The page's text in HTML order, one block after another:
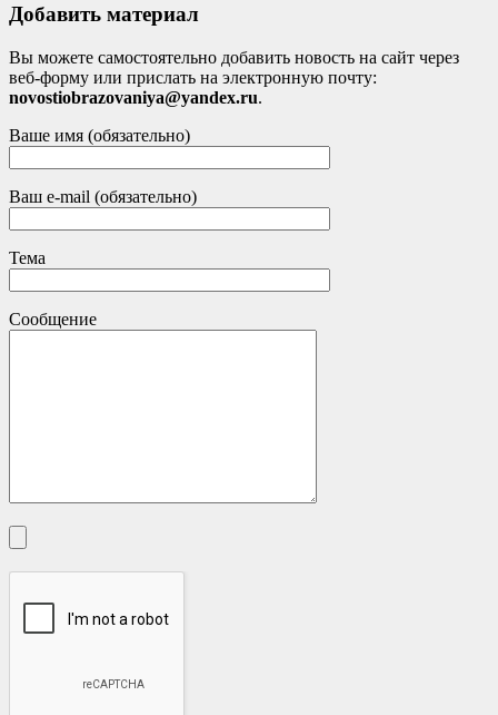
Добавить материал
Вы можете самостоятельно добавить новость на сайт через
веб-форму или прислать на электронную почту:
novostiobrazovaniya@yandex.ru.
Ваше имя (обязательно)
Ваш e-mail (обязательно)
Тема
Сообщение